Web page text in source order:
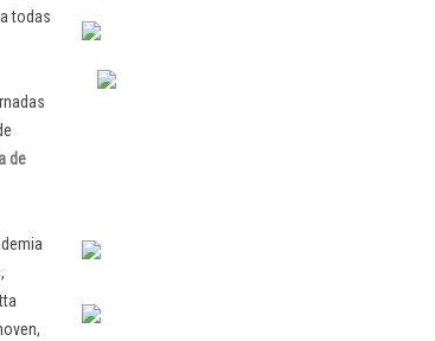
todas
de